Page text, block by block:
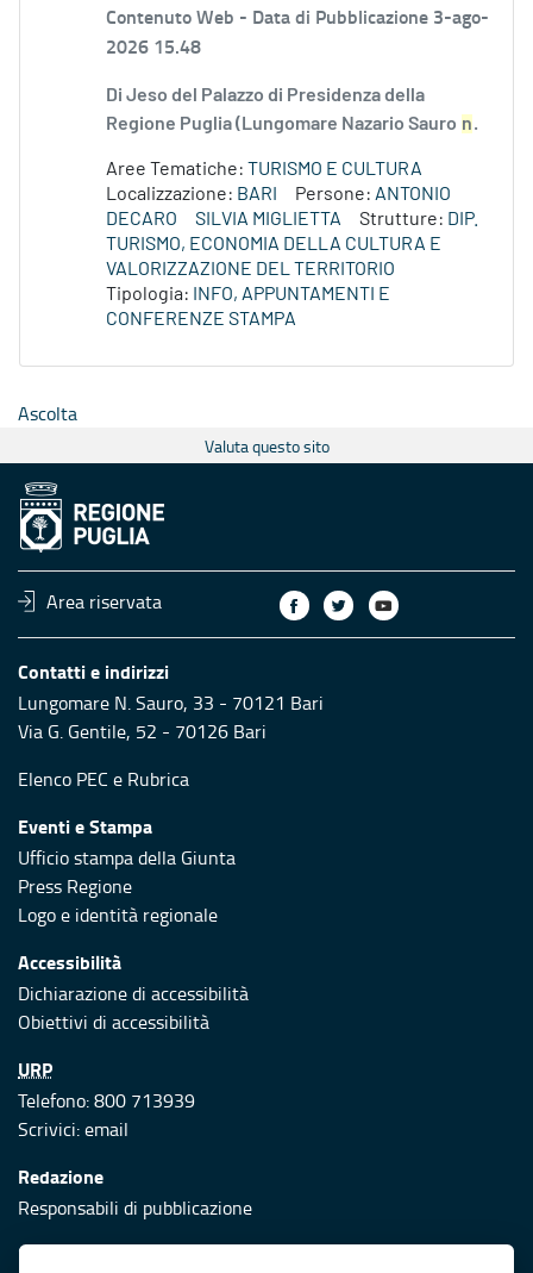
Contenuto Web - Data di Pubblicazione 3-ago-
2026 15.48
Di Jeso del Palazzo di Presidenza della
Regione Puglia (Lungomare Nazario Sauro n.
Aree Tematiche: TURISMO E CULTURA
Localizzazione: BARI Persone: ANTONIO
DECARO
SILVIA MIGLIETTA Strutture: DIP.
TURISMO, ECONOMIA DELLA CULTURA E
VALORIZZAZIONE DEL TERRITORIO
Tipologia:
INFO, APPUNTAMENTI E
CONFERENZE STAMPA
Ascolta
Valuta questo sito
Area riservata
Contatti e indirizzi
Lungomare N. Sauro, 33 - 70121 Bari
Via G. Gentile, 52 - 70126 Bari
Elenco PEC e Rubrica
Eventi e Stampa
Ufficio stampa della Giunta
Press Regione
Logo e identità regionale
Accessibilità
Dichiarazione di accessibilità
Obiettivi di accessibilità
URP
Telefono: 800 713939
Scrivici:email
Redazione
Responsabili di pubblicazione
Protezione civile